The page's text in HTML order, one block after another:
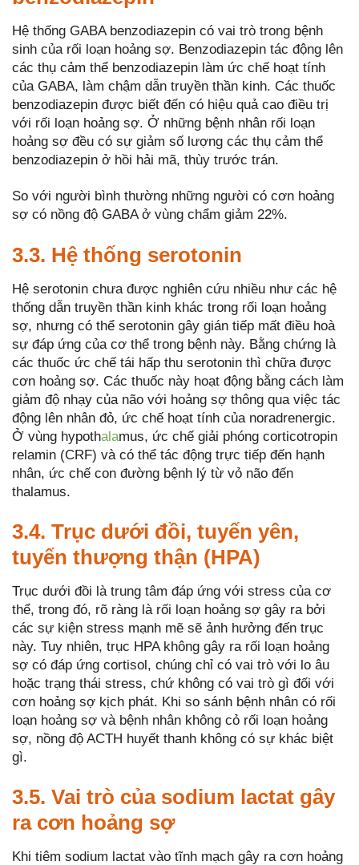
Hệ thống GABA benzodiazepin có vai trò trong bệnh
sinh của rối loạn hoảng sợ. Benzodiazepin tác động lên
các thụ cảm thể benzodiazepin làm ức chế hoạt tính
của GABA, làm chậm dẫn truyền thần kinh. Các thuốc
benzodiazepin được biết đến có hiệu quả cao điều trị
với rối loạn hoảng sợ. Ở những bệnh nhân rối loạn
hoảng sợ đều có sự giảm số lượng các thụ cảm thể
benzodiazepin ở hồi hải mã, thùy trước trán.
So với người bình thường những người có cơn hoảng
sợ có nồng độ GABA ở vùng chẩm giảm 22%.
3.3. Hệ thống serotonin
Hệ serotonin chưa được nghiên cứu nhiều như các hệ
thống dẫn truyền thần kinh khác trong rối loạn hoảng
sợ, nhưng có thể serotonin gây gián tiếp mất điều hoà
sự đáp ứng của cơ thể trong bệnh này. Bằng chứng là
các thuốc ức chế tái hấp thu serotonin thì chữa được
cơn hoảng sợ. Các thuốc này hoạt động bằng cách làm
giảm độ nhạy của não với hoảng sợ thông qua việc tác
động lên nhân đỏ, ức chế hoạt tính của noradrenergic.
Ở vùng hypothalamus, ức chế giải phóng corticotropin
relamin (CRF) và có thể tác động trực tiếp đến hạnh
nhân, ức chế con đường bệnh lý từ vỏ não đến
thalamus.
3.4. Trục dưới đồi, tuyến yên,
tuyến thượng thận (HPA)
Trục dưới đồi là trung tâm đáp ứng với stress của cơ
thể, trong đó, rõ ràng là rối loạn hoảng sợ gây ra bởi
các sự kiện stress mạnh mẽ sẽ ảnh hưởng đến trục
này. Tuy nhiên, trục HPA không gây ra rối loạn hoảng
sợ có đáp ứng cortisol, chúng chỉ có vai trò với lo âu
hoặc trạng thái stress, chứ không có vai trò gì đối với
cơn hoảng sợ kịch phát. Khi so sánh bệnh nhân có rối
loạn hoảng sợ và bệnh nhân không cỏ rối loạn hoảng
sợ, nồng độ ACTH huyết thanh không có sự khác biệt
gì.
3.5. Vai trò của sodium lactat gây
ra cơn hoảng sợ
Khi tiêm sodium lactat vào tĩnh mạch gây ra cơn hoảng